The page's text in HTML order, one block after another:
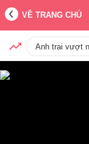
VỀ TRANG CHỦ
Anh trai vượt